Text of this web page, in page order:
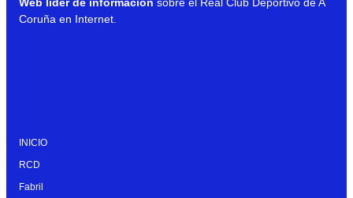
Web líder de información sobre el Real Club Deportivo de A
Coruña en Internet.
INICIO
RCD
Fabril